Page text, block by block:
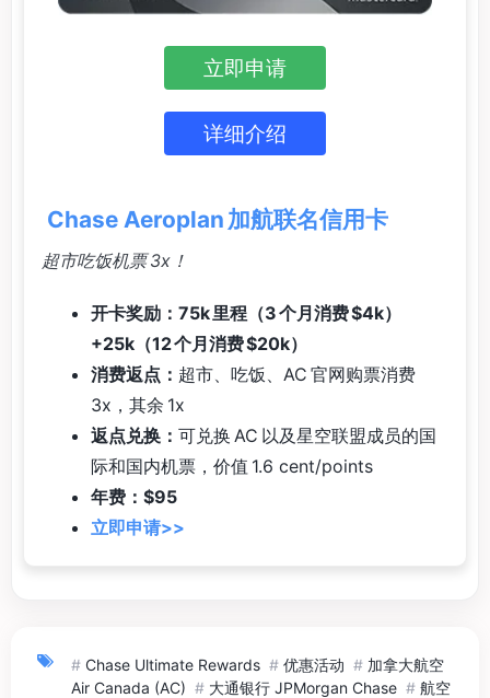
立即申请
详细介绍
Chase Aeroplan 加航联名信用卡
超市吃饭机票 3x！
开卡奖励：75k 里程（3 个月消费 $4k）
+25k（12 个月消费 $20k）
消费返点： 超市、吃饭、AC 官网购票消费
3x，其余 1x
返点兑换： 可兑换 AC 以及星空联盟成员的国
际和国内机票，价值 1.6 cent/points
年费：$95
立即申请>>
# Chase Ultimate Rewards # 优惠活动 # 加拿大航空
Air Canada (AC) # 大通银行 JPMorgan Chase # 航空